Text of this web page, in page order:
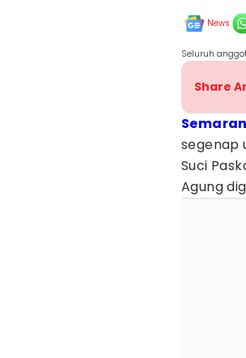
News
Seluruh
Share
segenap
Suci
Agung